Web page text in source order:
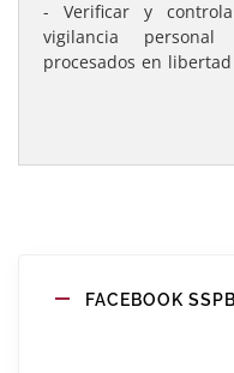
- Verificar y
vigilancia
procesados en
FACEBOOK